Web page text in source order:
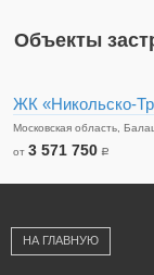
Объекты
ЖК «Никольско-
Московская область,
от 3 571 750 a
НА ГЛАВНУЮ